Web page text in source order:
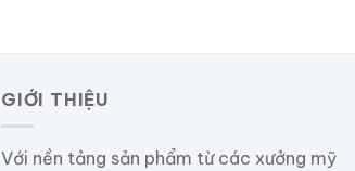
GIỚI THIỆU
Với nền tảng sản phẩm từ các xưởng mỹ